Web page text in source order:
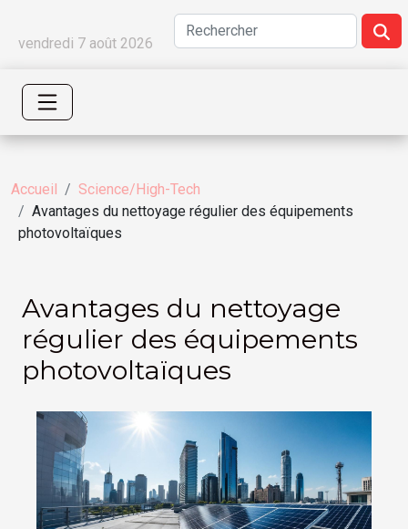
vendredi 7 août 2026
Accueil
Science/High-Tech
Avantages du nettoyage régulier des équipements
photovoltaïques
Avantages du nettoyage
régulier des équipements
photovoltaïques